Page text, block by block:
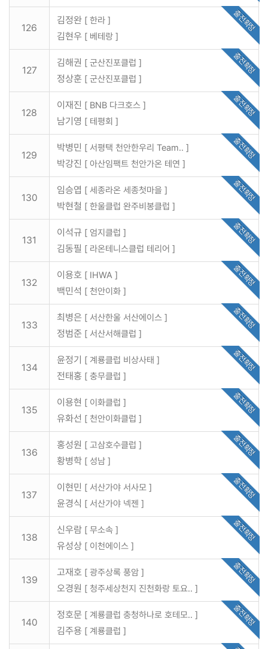
126 출전확정
김정완 [ 한라 ]
김현우 [ 베테랑 ]
127 출전확정
김해권 [ 군산진포클럽 ]
정상훈 [ 군산진포클럽 ]
128 출전확정
이재진 [ BNB 다크호스 ]
남기영 [ 테평회 ]
129 출전확정
박병민 [ 서평택 천안한우리 Team.. ]
박강진 [ 아산임팩트 천안가온 테연 ]
130 출전확정
임승엽 [ 세종라온 세종첫마을 ]
박현철 [ 한울클럽 완주비봉클럽 ]
131 출전확정
이석규 [ 엄지클럽 ]
김동필 [ 라온테니스클럽 테리어 ]
132 출전확정
이용호 [ IHWA ]
백민석 [ 천안이화 ]
133 출전확정
최병은 [ 서산한울 서산에이스 ]
정범준 [ 서산서해클럽 ]
134 출전확정
윤정기 [ 계룡클럽 비상사태 ]
전태홍 [ 충무클럽 ]
135 출전확정
이용현 [ 이화클럽 ]
유화선 [ 천안이화클럽 ]
136 출전확정
홍성원 [ 고삼호수클럽 ]
황병학 [ 성남 ]
137 출전확정
이현민 [ 서산가야 서사모 ]
윤경식 [ 서산가야 넥젠 ]
138 출전확정
신우람 [ 무소속 ]
유성상 [ 이천에이스 ]
139 출전확정
고재호 [ 광주상록 풍암 ]
오경원 [ 청주세상천지 진천화랑 토요.. ]
140 출전확정
정호문 [ 계룡클럽 충청하나로 호테모.. ]
김주용 [ 계룡클럽 ]